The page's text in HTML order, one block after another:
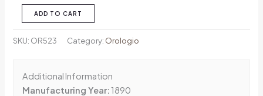
ADD TO CART
SKU: OR523 Category: Orologio
Additional Information
Manufacturing Year:1890